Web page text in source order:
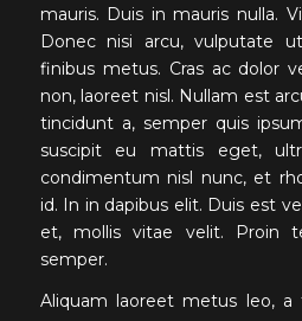
mauris. Duis in mauris nulla.
Donec nisi arcu, vulputate
finibus metus. Cras ac dolor
non, laoreet nisl. Nullam est
tincidunt a, semper quis
suscipit eu mattis eget,
condimentum nisl nunc, et
id. In in dapibus elit. Duis est
et, mollis vitae velit. Proin
semper.
Aliquam laoreet metus leo, a